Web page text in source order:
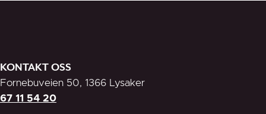
KONTAKT OSS
Fornebuveien 50, 1366 Lysaker
67 11 54 20